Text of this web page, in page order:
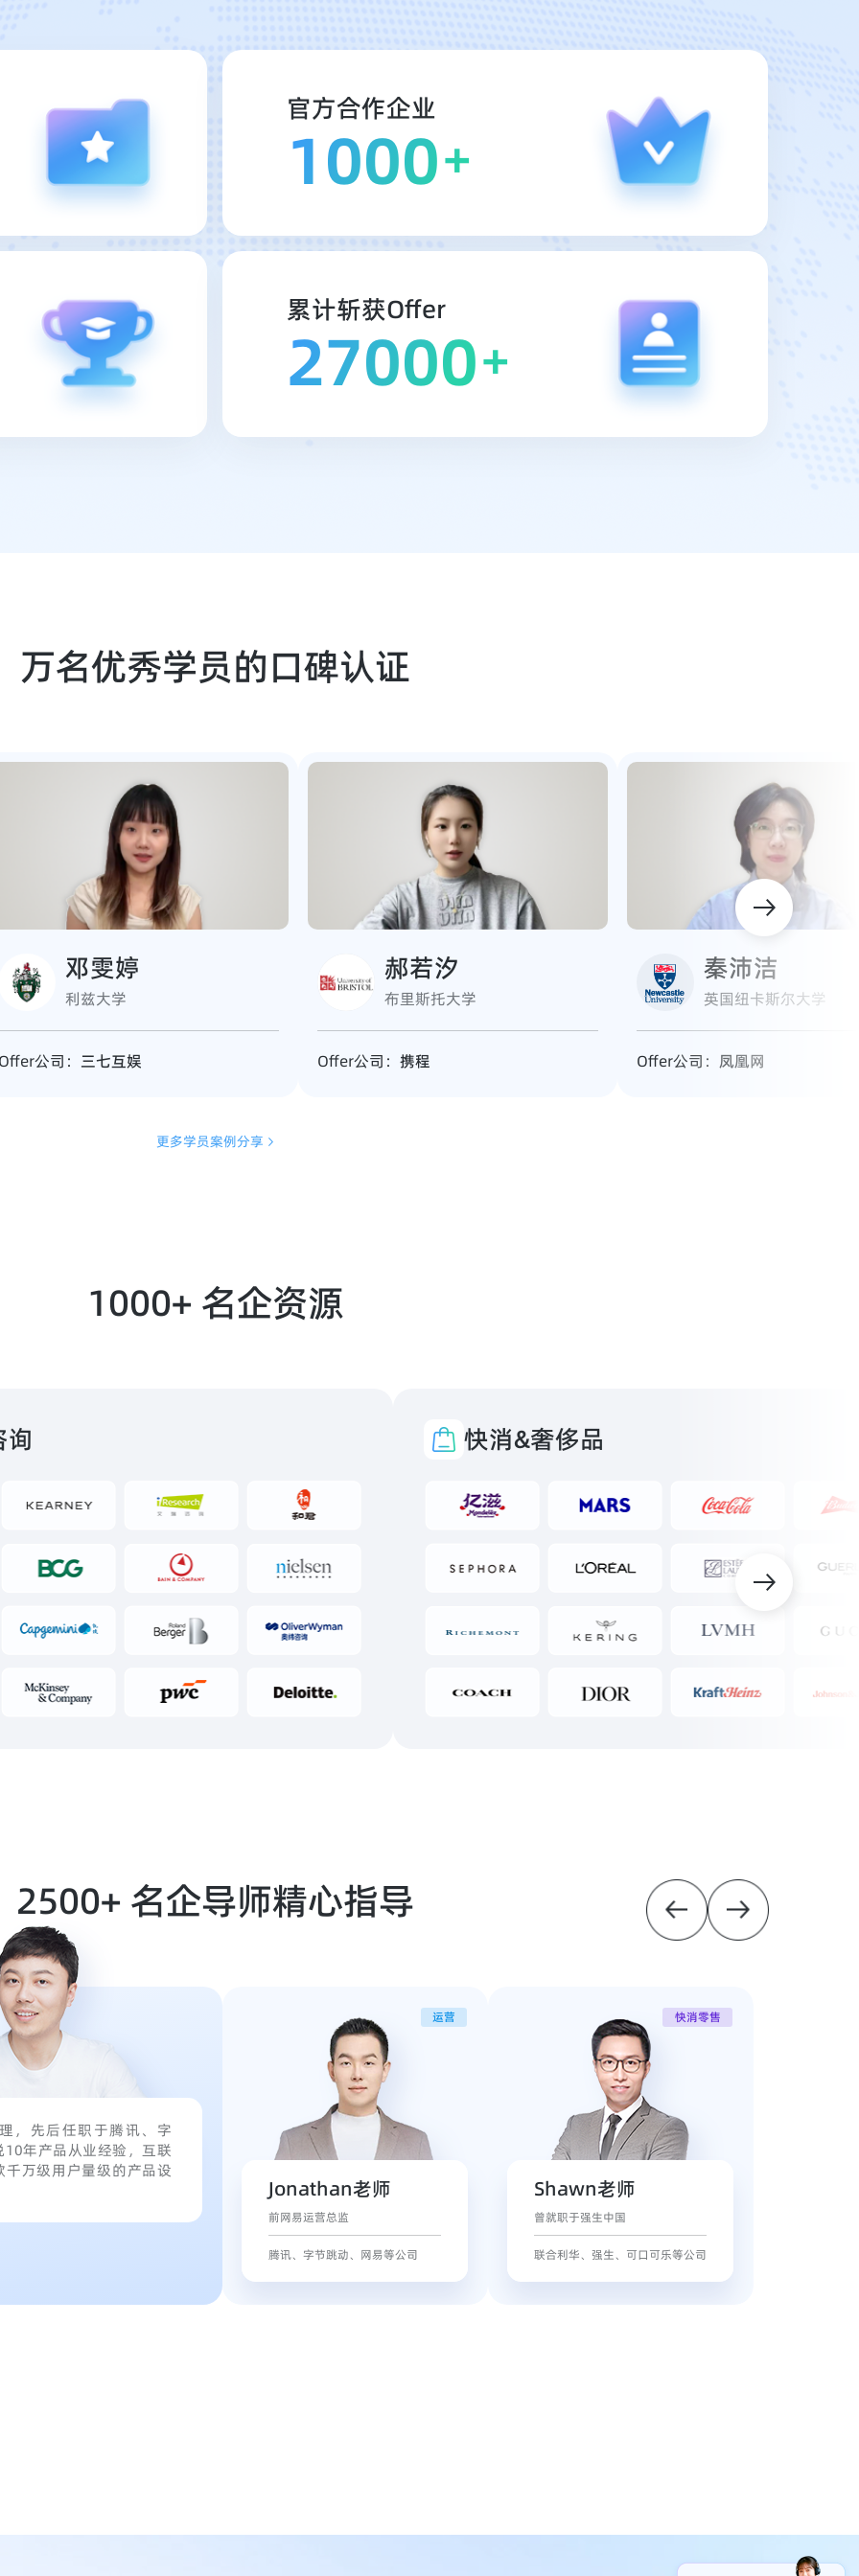
官方合作企业
1000+
累计斩获Offer
27000+
万名优秀学员的口碑认证
邓雯婷
利兹大学
公司： 三七互娱
郝若汐
布里斯托大学
Offer公司： 携程
秦沛洁
英国纽卡斯尔大学
Offer公司： 凤凰网
更多学员案例分享
1000+ 名企资源
快消&奢侈品
2500+ 名企导师精心指导
，先后任职于腾讯、字
年产品从业经验，互联
万级用户量级的产品设
运营
Jonathan老师
前网易运营总监
腾讯、字节跳动、网易等公司
快消零售
Shawn老师
曾就职于强生中国
联合利华、强生、可口可乐等公司